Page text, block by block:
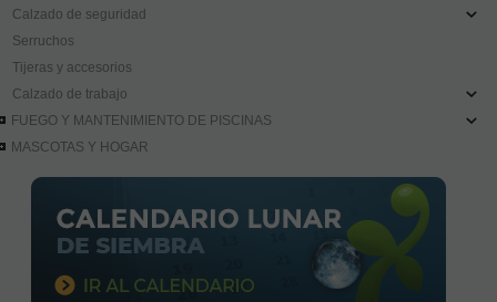
Calzado de seguridad
Serruchos
Tijeras y accesorios
Calzado de trabajo
FUEGO Y MANTENIMIENTO DE PISCINAS
MASCOTAS Y HOGAR